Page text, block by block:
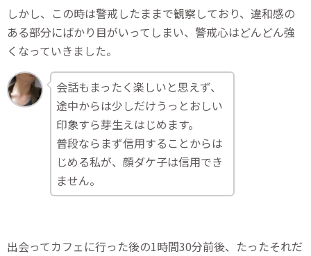
しかし、この時は警戒したままで観察しており、違和感の
ある部分にばかり目がいってしまい、警戒心はどんどん強
くなっていきました。
会話もまったく楽しいと思えず、
途中からは少しだけうっとおしい
印象すら芽生えはじめます。
普段ならまず信用することからは
じめる私が、顔ダケ子は信用でき
ません。
出会ってカフェに行った後の1時間30分前後、たったそれだ